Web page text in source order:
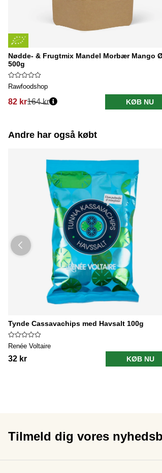
Nødde- & Frugtmix Mandel Morbær Mango
500g
Rawfoodshop
82 kr
Normalpris:
164 kr KØB NU
Andre har også købt
Tynde Cassavachips med Havsalt 100g
Renée Voltaire
32 kr KØB NU
Tilmeld dig vores